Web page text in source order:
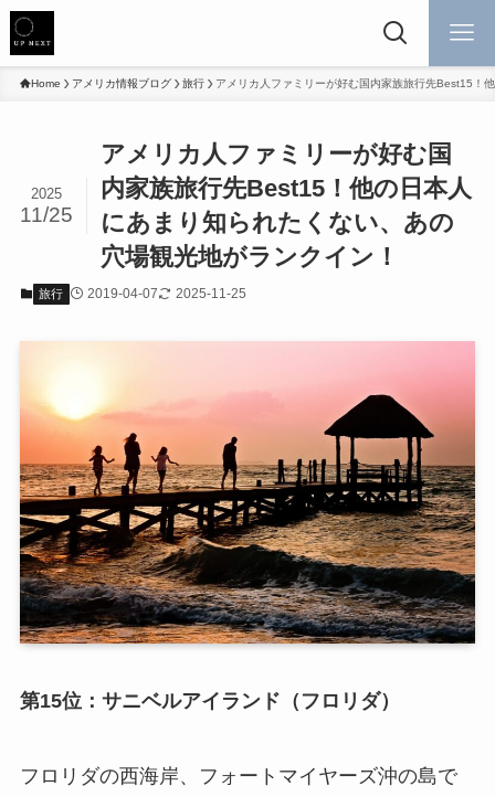
Home アメリカ情報ブログ 旅行 アメリカ人ファミリーが好む国内家族旅行先Best15！
アメリカ人ファミリーが好む国
内家族旅行先Best15！他の日本人
にあまり知られたくない、あの
穴場観光地がランクイン！
2025
11/25
旅行 2019-04-07 2025-11-25
第15位：サニベルアイランド（フロリダ）
フロリダの西海岸、フォートマイヤーズ沖の島で